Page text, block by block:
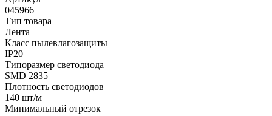
045966
Тип товара
Лента
Класс пылевлагозащиты
IP20
Типоразмер светодиода
SMD 2835
Плотность светодиодов
140 шт/м
Минимальный отрезок